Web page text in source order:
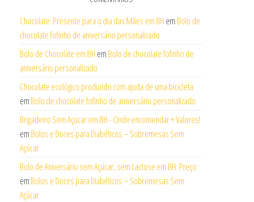
Chocolate: Presente para o dia das Mães em BH em Bolo de
chocolate fofinho de aniversário personalizado
Bolo de Chocolate em BH em Bolo de chocolate fofinho de
aniversário personalizado
Chocolate ecológico produzido com ajuda de uma bicicleta
em Bolo de chocolate fofinho de aniversário personalizado
Brigadeiro Sem Açucar em BH - Onde encomendar + Valores!
em Bolos e Doces para Diabéticos – Sobremesas Sem
Açúcar
Bolo de Aniversário sem Açúcar, sem Lactose em BH: Preço
em Bolos e Doces para Diabéticos – Sobremesas Sem
Açúcar